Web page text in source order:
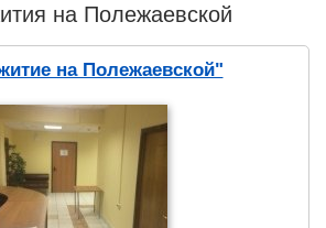
на Полежаевской
на Полежаевской"